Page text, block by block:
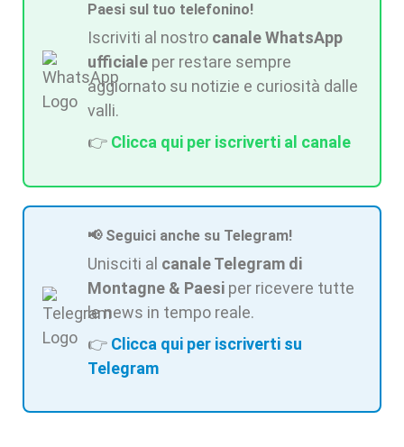
Paesi sul tuo telefonino!
Iscriviti al nostro canale WhatsApp
ufficiale per restare sempre
aggiornato su notizie e curiosità dalle
valli.
👉 Clicca qui per iscriverti al canale
📢 Seguici anche su Telegram!
Unisciti al canale Telegram di
Montagne & Paesi per ricevere tutte
le news in tempo reale.
👉 Clicca qui per iscriverti su
Telegram